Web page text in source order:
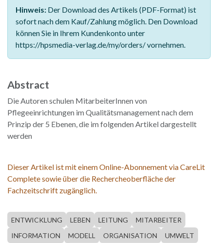
Hinweis: Der Download des Artikels (PDF-Format) ist
sofort nach dem Kauf/Zahlung möglich. Den Download
können Sie in Ihrem Kundenkonto unter
https://hpsmedia-verlag.de/my/orders/ vornehmen.
Abstract
Die Autoren schulen MitarbeiterInnen von
Pflegeeinrichtungen im Qualitätsmanagement nach dem
Prinzip der 5 Ebenen, die im folgenden Artikel dargestellt
werden
Dieser Artikel ist mit einem Online-Abonnement via CareLit
Complete sowie über die Rechercheoberfläche der
Fachzeitschrift zugänglich.
ENTWICKLUNG LEBEN LEITUNG
MITARBEITER
INFORMATION
MODELL ORGANISATION
UMWELT